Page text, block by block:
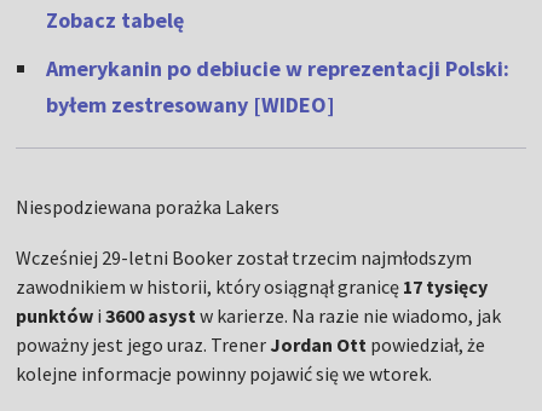
Zobacz tabelę
Amerykanin po debiucie w reprezentacji Polski:
byłem zestresowany [WIDEO]
Niespodziewana porażka Lakers
Wcześniej 29-letni Booker został trzecim najmłodszym
zawodnikiem w historii, który osiągnął granicę 17 tysięcy
punktów i3600 asystw karierze. Na razie nie wiadomo, jak
poważny jest jego uraz. Trener Jordan Ott powiedział, że
kolejne informacje powinny pojawić się we wtorek.